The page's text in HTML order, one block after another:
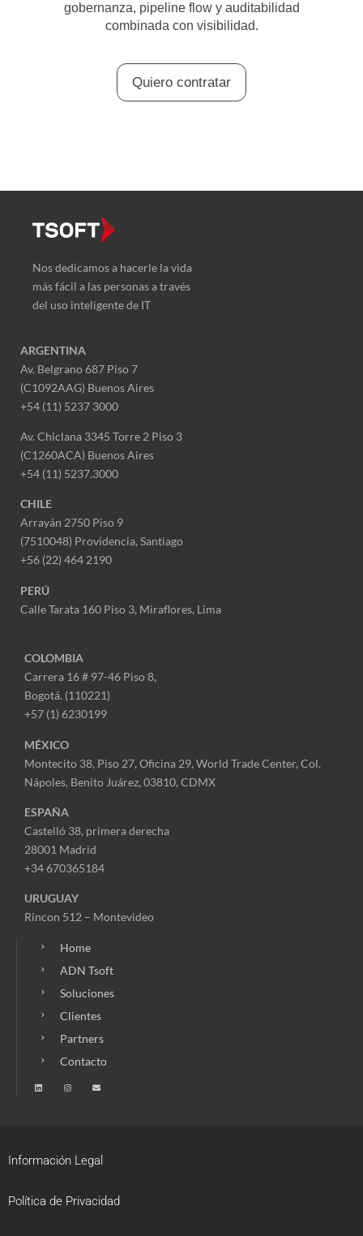
gobernanza, pipeline flow y auditabilidad
combinada con visibilidad.
Quiero contratar
Nos dedicamos a hacerle la vida
más fácil a las personas a través
del uso inteligente de IT
ARGENTINA
Av. Belgrano 687 Piso 7
(C1092AAG) Buenos Aires
+54 (11) 5237 3000
Av. Chiclana 3345 Torre 2 Piso 3
(C1260ACA) Buenos Aires
+54 (11) 5237.3000
CHILE
Arrayán 2750 Piso 9
(7510048) Providencia, Santiago
+56 (22) 464 2190
PERÚ
Calle Tarata 160 Piso 3, Miraflores, Lima
COLOMBIA
Carrera 16 # 97-46 Piso 8,
Bogotá. (110221)
+57 (1) 6230199
MÉXICO
Montecito 38, Piso 27, Oficina 29, World Trade Center, Col.
Nápoles, Benito Juárez, 03810, CDMX
ESPAÑA
Castelló 38, primera derecha
28001 Madrid
+34 670365184
URUGUAY
Rincon 512 – Montevideo
Home
ADN Tsoft
Soluciones
Clientes
Partners
Contacto
Información Legal
Política de Privacidad